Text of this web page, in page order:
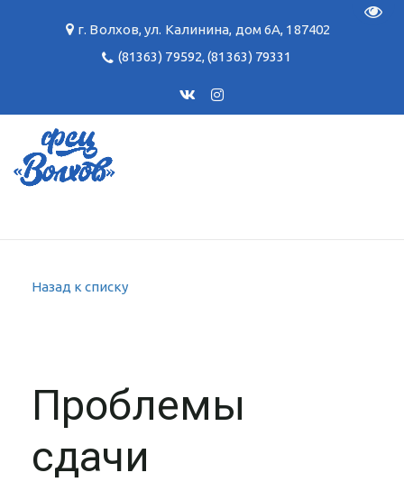
г. Волхов,ул. Калинина, дом 6А, 187402
(81363) 79592,(81363) 79331
Назад к списку
Проблемы
сдачи